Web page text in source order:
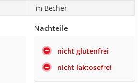
Im Becher
Nachteile
nicht glutenfrei
nicht laktosefrei